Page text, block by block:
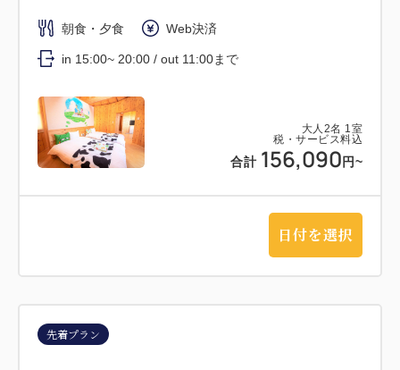
大人 2名 1 室
税・サービス料込
合計 156,090 円~
朝食・夕食 Web決済
in 15:00~ 20:00 / out 11:00まで
日付を選択
先着プラン